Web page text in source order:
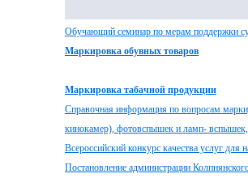
Обучающий семинар по мерам поддержки
Маркировка обувных товаров
Маркировка табачной продукции
Справочная информация по вопросам
кинокамер), фотовспышек и ламп-
Всероссийский конкурс качества услуг
Постановление администрации